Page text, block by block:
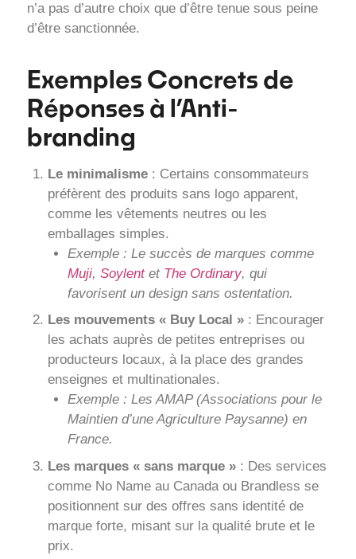
n’a pas d’autre choix que d’être tenue sous peine
d’être sanctionnée.
Exemples Concrets de
Réponses à l’Anti-
branding
Le minimalisme: Certains consommateurs
préfèrent des produits sans logo apparent,
comme les vêtements neutres ou les
emballages simples.
Exemple : Le succès de marques comme
Muji, Soylentet The Ordinary, qui
favorisent un design sans ostentation.
Les mouvements « Buy Local »: Encourager
les achats auprès de petites entreprises ou
producteurs locaux, à la place des grandes
enseignes et multinationales.
Exemple : Les AMAP (Associations pour le
Maintien d’une Agriculture Paysanne) en
France.
Les marques « sans marque »: Des services
comme No Name au Canada ou Brandless se
positionnent sur des offres sans identité de
marque forte, misant sur la qualité brute et le
prix.